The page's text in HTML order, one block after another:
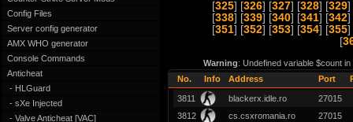
Config Files
Server config generator
AMX WHO generator
Console Commands
Anticheat
- HLGuard
- sXe Injected
- Valve Anticheat [VAC]
[325] [326] [327] [328] [329]
[338] [339] [340] [341] [342]
[351] [352] [353] [354] [355]
[
Warning: Undefined variable $count in
No.
Info Address Port
3811 blackerx.idle.ro
27015
3812
cs.csxromania.ro 27015